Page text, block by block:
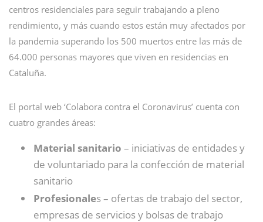
centros residenciales para seguir trabajando a pleno
rendimiento, y más cuando estos están muy afectados por
la pandemia superando los 500 muertos entre las más de
64.000 personas mayores que viven en residencias en
Cataluña.
El portal web ‘Colabora contra el Coronavirus’ cuenta con
cuatro grandes áreas:
Material sanitario – iniciativas de entidades y
de voluntariado para la confección de material
sanitario
Profesionales – ofertas de trabajo del sector,
empresas de servicios y bolsas de trabajo